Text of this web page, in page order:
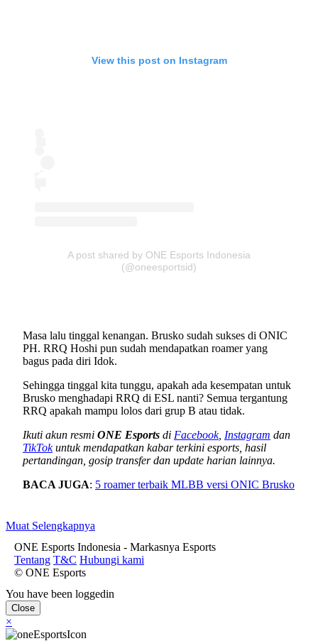
View this post on Instagram
A post shared by ONE Esports Indonesia
(@oneesportsid)
Masa lalu tinggal kenangan. Brusko sudah sukses di ONIC
PH. RRQ Hoshi pun sudah mendapatkan roamer yang
bagus pada diri Idok.
Sehingga tinggal kita tunggu, apakah ada kesempatan untuk
Brusko menghadapi RRQ di ESL nanti? Semua tergantung
RRQ apakah mampu lolos dari grup B atau tidak.
Ikuti akun resmi ONE Esports di Facebook, Instagram dan
TikTokuntuk mendapatkan kabar terkini esports, hasil
pertandingan, gosip transfer dan update harian lainnya.
BACA JUGA: 5 roamer terbaik MLBB versi ONIC Brusko
Muat Selengkapnya
ONE Esports Indonesia - Markasnya Esports
Tentang T&C Hubungi kami
© ONE Esports
You have been loggedin
Close
×